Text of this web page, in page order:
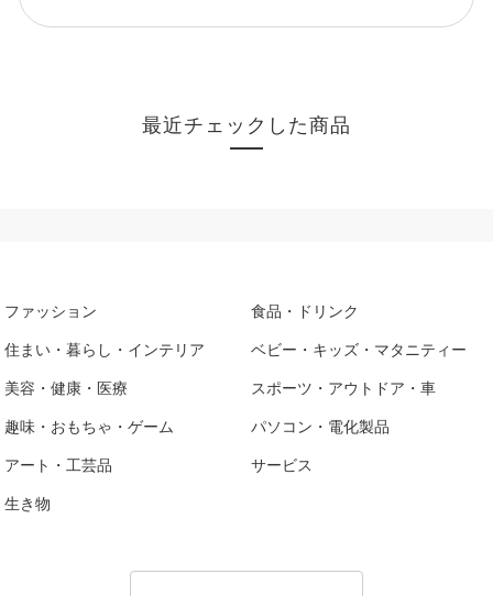
最近チェックした商品
ファッション 食品・ドリンク
住まい・暮らし・インテリア ベビー・キッズ・マタニティー
美容・健康・医療 スポーツ・アウトドア・車
趣味・おもちゃ・ゲーム パソコン・電化製品
アート・工芸品 サービス
生き物